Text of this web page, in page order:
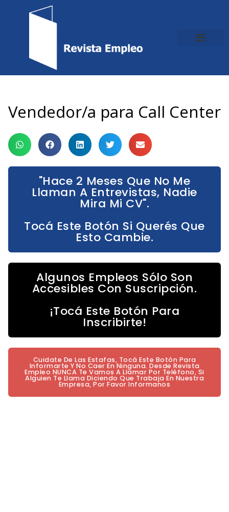
Vendedor/a para Call Center
"Hace 2 Meses Que No Me
Llaman A Entrevistas, Nadie
Mira Mi CV".
Tocá Este Botón Si Querés Que
Esto Cambie.
Algunos Empleos Sólo Son
Accesibles Con Suscripción.
¡Tocá Este Botón Para
Inscribirte!
Cuidate De Las Estafas, Tocá Este Botón Para
Informarte Y No Caer En Ninguna. Desde Revista
Empleo NUNCA Te Vamos A Llamar Por Teléfono, Si
Alguien Te Llama Diciendo Que Trabaja En Nuestra
Empresa, Por Favor Informanos